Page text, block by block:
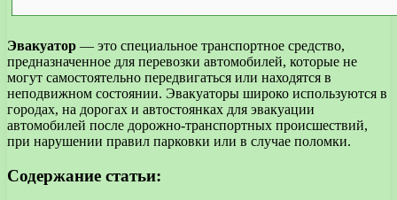
Эвакуатор — это специальное транспортное средство,
предназначенное для перевозки автомобилей, которые не
могут самостоятельно передвигаться или находятся в
неподвижном состоянии. Эвакуаторы широко используются в
городах, на дорогах и автостоянках для эвакуации
автомобилей после дорожно-транспортных происшествий,
при нарушении правил парковки или в случае поломки.
Содержание статьи: